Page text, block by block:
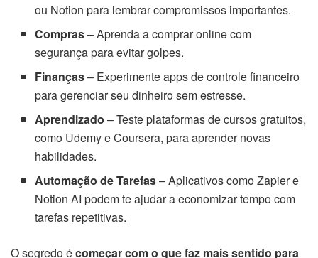
ou Notion para lembrar compromissos importantes.
Compras– Aprenda a comprar online com
segurança para evitar golpes.
Finanças– Experimente apps de controle financeiro
para gerenciar seu dinheiro sem estresse.
Aprendizado – Teste plataformas de cursos gratuitos,
como Udemy e Coursera, para aprender novas
habilidades.
Automação de Tarefas– Aplicativos como Zapier e
Notion AI podem te ajudar a economizar tempo com
tarefas repetitivas.
O segredo écomeçar com o que faz mais sentido para